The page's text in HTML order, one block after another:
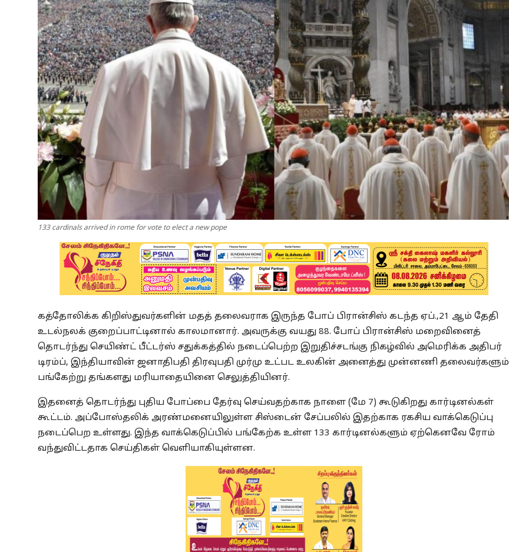
Spirituality
Weather
Politics
133 cardinals arrived in rome for vote to elect a new pope
கத்தோலிக்க கிறிஸ்துவர்களின் மதத் தலைவராக இருந்த போப் பிரான்சிஸ் கடந்த ஏப்.,21 ஆம் தேதி
உடல்நலக் குறைப்பாட்டினால் காலமானார். அவருக்கு வயது 88. போப் பிரான்சிஸ் மறைவினைத்
தொடர்ந்து செயிண்ட் பீட்டர்ஸ் சதுக்கத்தில் நடைப்பெற்ற இறுதிச்சடங்கு நிகழ்வில் அமெரிக்க அதிபர்
டிரம்ப், இந்தியாவின் ஜனாதிபதி திரவுபதி முர்மு உட்பட உலகின் அனைத்து முன்னணி தலைவர்களும்
பங்கேற்று தங்களது மரியாதையினை செலுத்தியினர்.
இதனைத் தொடர்ந்து புதிய போப்பை தேர்வு செய்வதற்காக நாளை (மே 7) கூடுகிறது கார்டினல்கள்
கூட்டம். அப்போஸ்தலிக் அரண்மனையிலுள்ள சிஸ்டைன் சேப்பலில் இதற்காக ரகசிய வாக்கெடுப்பு
நடைப்பெற உள்ளது. இந்த வாக்கெடுப்பில் பங்கேற்க உள்ள 133 கார்டினல்களும் ஏற்கெனவே ரோம்
வந்துவிட்டதாக செய்திகள் வெளியாகியுள்ளன.